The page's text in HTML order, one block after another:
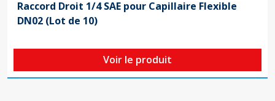
Raccord Droit 1/4 SAE pour Capillaire Flexible
DN02 (Lot de 10)
Voir le produit